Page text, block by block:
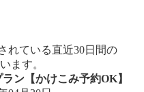
れている直近30日間の
ます。
ン【かけこみ予約OK】